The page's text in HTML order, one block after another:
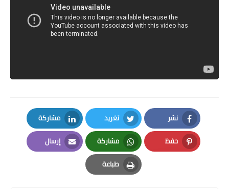
نشر
Facebook
تغريد
Twitter
مشاركة
LinkedIn
حفظ
Pinterest
مشاركة
Whatsapp
إرسال
Email
طباعة
Print